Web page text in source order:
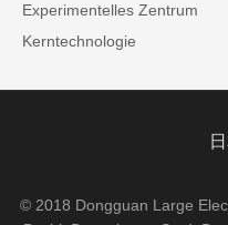
Experimentelles Zentrum
Kerntechnologie
© 2018 Dongguan Large